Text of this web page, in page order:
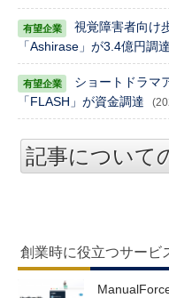
視覚障害者向け
「Ashirase」が3.4億円調達
ショートドラマ
「FLASH」が資金調達
記事について
創業時に役立つサービ